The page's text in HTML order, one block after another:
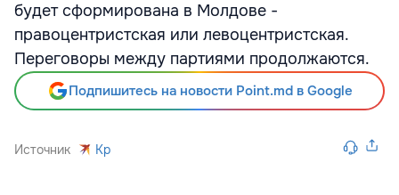
будет сформирована в Молдове -
правоцентристская или левоцентристская.
Переговоры между партиями продолжаются.
Подпишитесь на новости Point.md в Google
Источник Kp